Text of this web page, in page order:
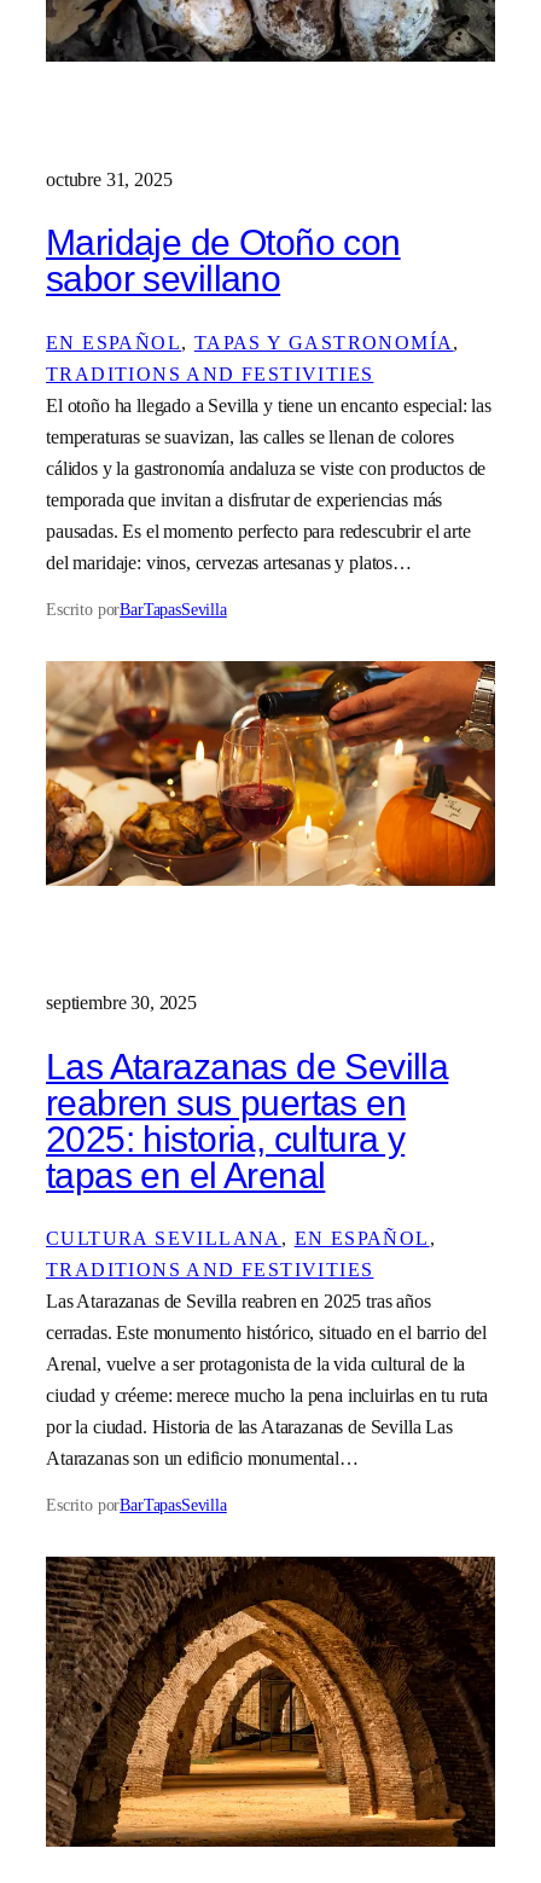
octubre 31, 2025
Maridaje de Otoño con
sabor sevillano
EN ESPAÑOL, TAPAS Y GASTRONOMÍA
TRADITIONS AND FESTIVITIES
El otoño ha llegado a Sevilla y tiene un encanto especial: las
temperaturas se suavizan, las calles se llenan de colores
cálidos y la gastronomía andaluza se viste con productos de
temporada que invitan a disfrutar de experiencias más
pausadas. Es el momento perfecto para redescubrir el arte
del maridaje: vinos, cervezas artesanas y platos…
Escrito porBarTapasSevilla
septiembre 30, 2025
Las Atarazanas de Sevilla
reabren sus puertas en
2025: historia, cultura y
tapas en el Arenal
CULTURA SEVILLANA, EN ESPAÑOL
TRADITIONS AND FESTIVITIES
Las Atarazanas de Sevilla reabren en 2025 tras años
cerradas. Este monumento histórico, situado en el barrio del
Arenal, vuelve a ser protagonista de la vida cultural de la
ciudad y créeme: merece mucho la pena incluirlas en tu ruta
por la ciudad. Historia de las Atarazanas de Sevilla Las
Atarazanas son un edificio monumental…
Escrito porBarTapasSevilla